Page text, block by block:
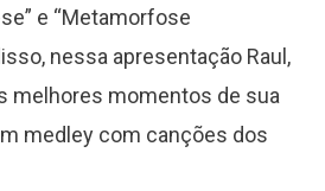
se” e “Metamorfose
nessa apresentação Raul,
melhores momentos de sua
medley com canções dos